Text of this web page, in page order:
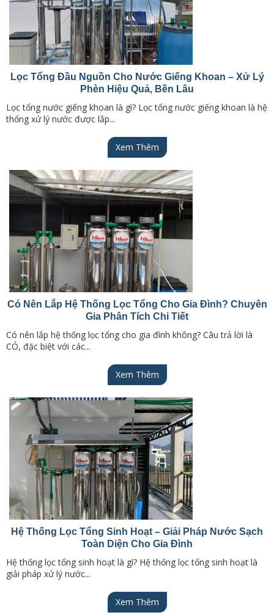
Lọc Tổng Đầu Nguồn Cho Nước Giếng Khoan – Xử Lý
Phèn Hiệu Quả, Bền Lâu
Lọc tổng nước giếng khoan là gì? Lọc tổng nước giếng khoan là hệ
thống xử lý nước được lắp...
Xem Thêm
Có Nên Lắp Hệ Thống Lọc Tổng Cho Gia Đình? Chuyên
Gia Phân Tích Chi Tiết
Có nên lắp hệ thống lọc tổng cho gia đình không? Câu trả lời là
CÓ, đặc biệt với các...
Xem Thêm
Hệ Thống Lọc Tổng Sinh Hoạt – Giải Pháp Nước Sạch
Toàn Diện Cho Gia Đình
Hệ thống lọc tổng sinh hoạt là gì? Hệ thống lọc tổng sinh hoạt là
giải pháp xử lý nước...
Xem Thêm